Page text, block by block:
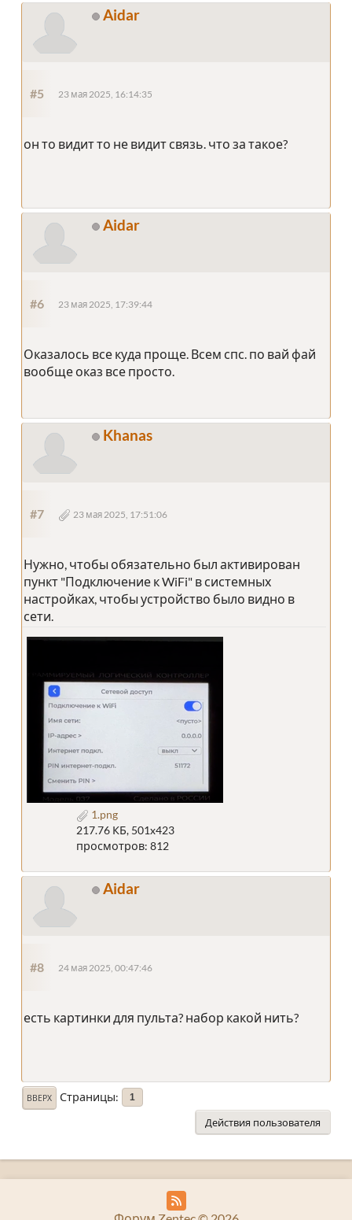
Aidar
#5 23 мая 2025, 16:14:35
он то видит то не видит связь. что за такое?
Aidar
#6 23 мая 2025, 17:39:44
Оказалось все куда проще. Всем спс. по вай фай
вообще оказ все просто.
Khanas
#7 23 мая 2025, 17:51:06
Нужно, чтобы обязательно был активирован
пункт "Подключение к WiFi" в системных
настройках, чтобы устройство было видно в
сети.
1.png
217.76 КБ, 501x423
просмотров: 812
Aidar
#8 24 мая 2025, 00:47:46
есть картинки для пульта? набор какой нить?
ВВЕРХ Страницы 1
Действия пользователя